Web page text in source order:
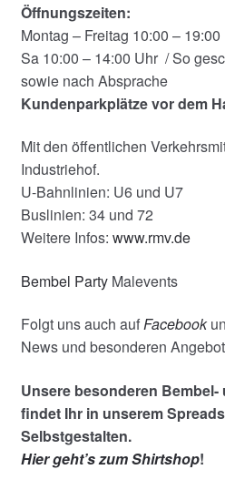
Öffnungszeiten:
Montag – Freitag 10:00 – 19:00
Sa 10:00 – 14:00 Uhr / So
sowie nach Absprache
Kundenparkplätze vor dem
Mit den öffentlichen
Industriehof.
U-Bahnlinien: U6 und U7
Buslinien: 34 und 72
Weitere Infos: www.rmv.de
Bembel PartyMalevents
Folgt uns auch aufFacebook
News und besonderen
Unsere besonderen
findet Ihr in unserem
Selbstgestalten.
Hier geht’s zum Shirtshop!